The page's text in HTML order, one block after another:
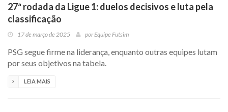
27ª rodada da Ligue 1: duelos decisivos e luta pela
classificação
17 de março de 2025 por Equipe Futsim
PSG segue firme na liderança, enquanto outras equipes lutam
por seus objetivos na tabela.
LEIA MAIS